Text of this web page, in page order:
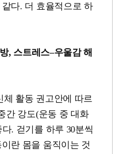
다. 더 효율적으로 하
, 스트레스–우울감 해
활동 권고안에 따르
간 강도(운동 중 대화
. 걷기를 하루 30분씩
란 몸을 움직이는 것